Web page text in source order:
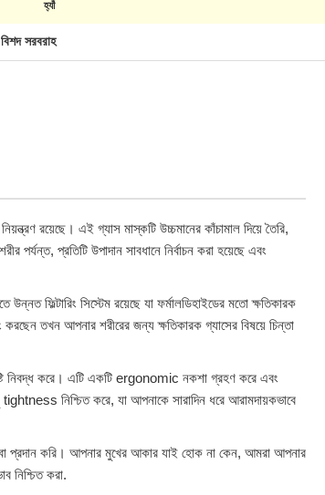
হ্যাঁ
সরবরাহ
রয়েছে। এই গ্যাস মাস্কটি উচ্চমানের কাঁচামাল দিয়ে তৈরি,
পর্যন্ত, প্রতিটি উপাদান সাবধানে নির্বাচন করা হয়েছে এবং
ফিল্টারিং সিস্টেম রয়েছে যা ফর্মালডিহাইডের মতো ক্ষতিকারক
করছেন তখন আপনার শরীরের জন্য ক্ষতিকারক গ্যাসের বিষয়ে চিন্তা
নিবদ্ধ করে। এটি একটি ergonomic নকশা গ্রহণ করে এবং
নিশ্চিত করে, যা আপনাকে সারাদিন ধরে আরামদায়কভাবে
প্রদান করি। আপনার মুখের আকার যাই হোক না কেন, আমরা আপনার
নিশ্চিত করা.